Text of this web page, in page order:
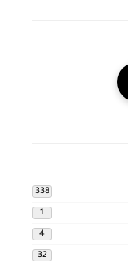
338
1
4
32